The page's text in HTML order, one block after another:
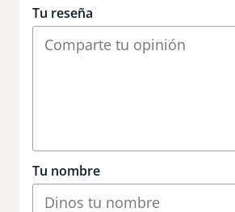
Tu reseña
Tu nombre